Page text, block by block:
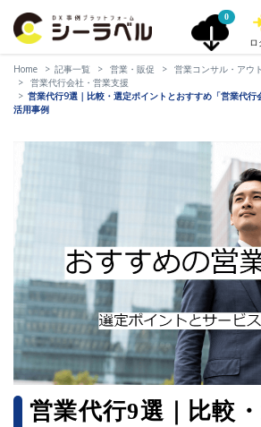
0
ロ
Home 記事一覧 営業・販促
営業コンサル・アウ
営業代行会社・営業支援
営業代行9選｜比較・選定ポイントとおすすめ「営業代
活用事例
営業代行9選｜比較